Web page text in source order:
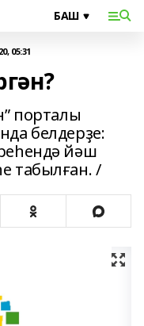
05:31
порталы
белдерҙе:
йәш
табылған. /